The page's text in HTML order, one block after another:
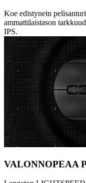
Koe edistynein
ammattilaistason
IPS.
VALONNOPEAA